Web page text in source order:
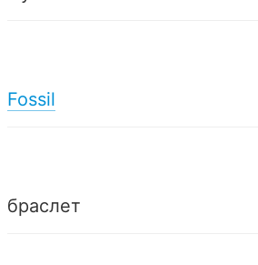
Fossil
браслет